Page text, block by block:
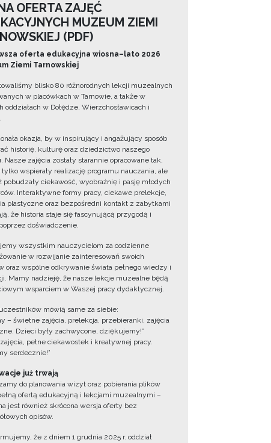
OFERTA ZAJĘĆ
MUZEUM ZIEMI
(PDF)
oferta edukacyjna wiosna–lato 2026
Ziemi Tarnowskiej
blisko 80 różnorodnych lekcji muzealnych
w placówkach w Tarnowie, a także w
oddziałach w Dołędze, Wierzchosławicach i
okazja, by w inspirujący i angażujący sposób
historię, kulturę oraz dziedzictwo naszego
Nasze zajęcia zostały starannie opracowane tak,
wspierały realizację programu nauczania, ale
pobudzały ciekawość, wyobraźnię i pasję młodych
Interaktywne formy pracy, ciekawe prelekcje,
plastyczne oraz bezpośredni kontakt z zabytkami
że historia staje się fascynującą przygodą i
doświadczenie.
wszystkim nauczycielom za codzienne
w rozwijanie zainteresowań swoich
oraz wspólne odkrywanie świata pełnego wiedzy i
Mamy nadzieję, że nasze lekcje muzealne będą
wsparciem w Waszej pracy dydaktycznej.
mówią same za siebie:
– świetne zajęcia, prelekcja, przebieranki, zajęcia
Dzieci były zachwycone, dziękujemy!”
zajęcia, pełne ciekawostek i kreatywnej pracy.
serdecznie!”
już trwają
do planowania wizyt oraz pobierania plików
ofertą edukacyjną i lekcjami muzealnymi –
jest również skrócona wersja oferty bez
opisów.
że z dniem 1 grudnia 2025 r. oddział